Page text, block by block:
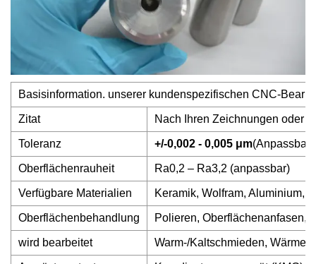
Basisinformation. unserer kundenspezifischen CNC-
Zitat Nach Ihren Zeichnungen oder
Toleranz +/-0,002 - 0,005 μm(Anpassbar)
Oberflächenrauheit Ra0,2 – Ra3,2 (anpassbar)
Verfügbare Materialien Keramik, Wolfram, Aluminium,
Oberflächenbehandlung Polieren, Oberflächenanfasen,
wird bearbeitet Warm-/Kaltschmieden,